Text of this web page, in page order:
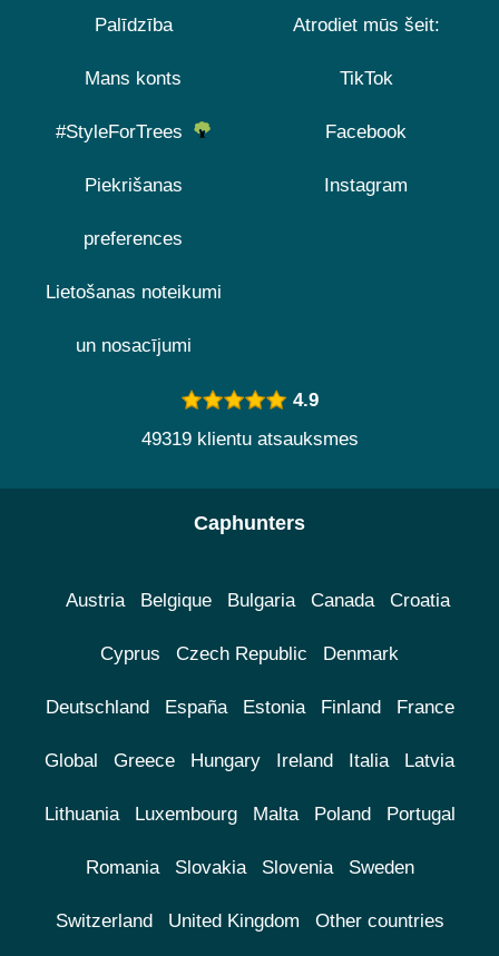
Palīdzība
Mans konts
#StyleForTrees
Piekrišanas
preferences
Lietošanas noteikumi
un nosacījumi
Atrodiet mūs šeit:
TikTok
Facebook
Instagram
4.9
49319 klientu atsauksmes
Caphunters
Austria Belgique Bulgaria Canada Croatia
Cyprus Czech Republic Denmark
Deutschland España Estonia Finland France
Global Greece Hungary Ireland Italia Latvia
Lithuania Luxembourg Malta Poland Portugal
Romania Slovakia Slovenia Sweden
Switzerland United Kingdom Other countries